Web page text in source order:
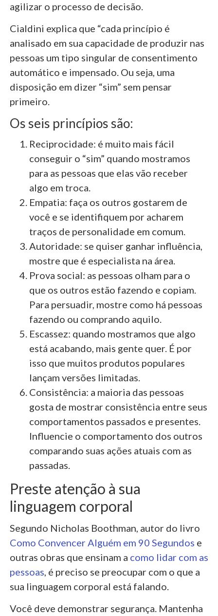
agilizar o processo de decisão.
Cialdini explica que “cada princípio é
analisado em sua capacidade de produzir nas
pessoas um tipo singular de consentimento
automático e impensado. Ou seja, uma
disposição em dizer “sim” sem pensar
primeiro.
Os seis princípios são:
Reciprocidade: é muito mais fácil
conseguir o “sim” quando mostramos
para as pessoas que elas vão receber
algo em troca.
Empatia: faça os outros gostarem de
você e se identifiquem por acharem
traços de personalidade em comum.
Autoridade: se quiser ganhar influência,
mostre que é especialista na área.
Prova social: as pessoas olham para o
que os outros estão fazendo e copiam.
Para persuadir, mostre como há pessoas
fazendo ou comprando aquilo.
Escassez: quando mostramos que algo
está acabando, mais gente quer. É por
isso que muitos produtos populares
lançam versões limitadas.
Consistência: a maioria das pessoas
gosta de mostrar consistência entre seus
comportamentos passados e presentes.
Influencie o comportamento dos outros
comparando suas ações atuais com as
passadas.
Preste atenção à sua
linguagem corporal
Segundo Nicholas Boothman, autor do livro
Como Convencer Alguém em 90 Segundos e
outras obras que ensinam a como lidar com as
pessoas , é preciso se preocupar com o que a
sua linguagem corporal está falando.
Você deve demonstrar segurança. Mantenha